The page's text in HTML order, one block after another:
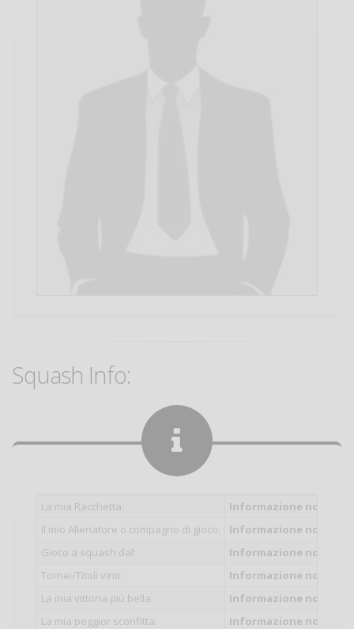
Squash Info:
La mia Racchetta:
Informazione non
Il mio Allenatore o compagno di gioco:
Informazione non
Gioco a squash dal:
Informazione non
Tornei/Titoli vinti:
Informazione non
La mia vittoria più bella:
Informazione non
La mia peggior sconfitta:
Informazione non